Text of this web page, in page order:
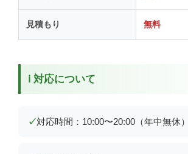
見積もり 無料
ℹ️ 対応について
対応時間：10:00〜20:00（年中無休）